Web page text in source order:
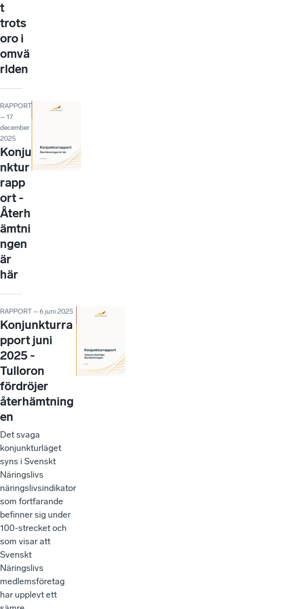
t
trots
oro i
omvä
rlden
RAPPORT
– 17
december
2025
Konju
nktur
rapp
ort -
Återh
ämtni
ngen
är
här
RAPPORT – 6 juni 2025
Konjunkturra
pport juni
2025 -
Tulloron
fördröjer
återhämtning
en
Det svaga
konjunkturläget
syns i Svenskt
Näringslivs
näringslivsindikator
som fortfarande
befinner sig under
100-strecket och
som visar att
Svenskt
Näringslivs
medlemsföretag
har upplevt ett